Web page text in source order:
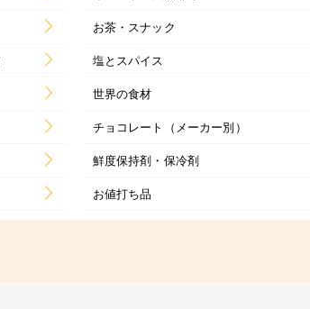
お茶・スナック
塩とスパイス
世界の食材
チョコレート（メーカー別）
鮮度保持剤・保冷剤
お値打ち品